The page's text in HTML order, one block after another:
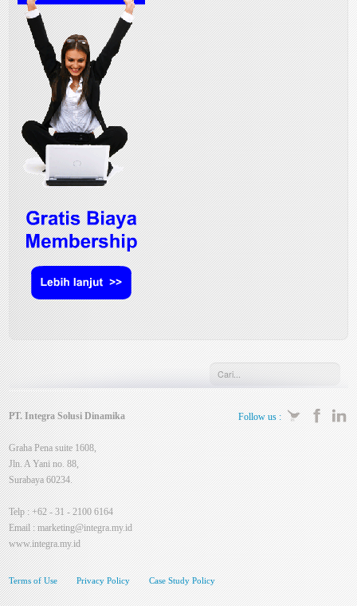
Follow us :
PT. Integra Solusi Dinamika
Graha Pena suite 1608,
Jln. A Yani no. 88,
Surabaya 60234.
Telp : +62 - 31 - 2100 6164
Email :marketing@integra.my.id
www.integra.my.id
Terms of Use Privacy Policy Case Study Policy